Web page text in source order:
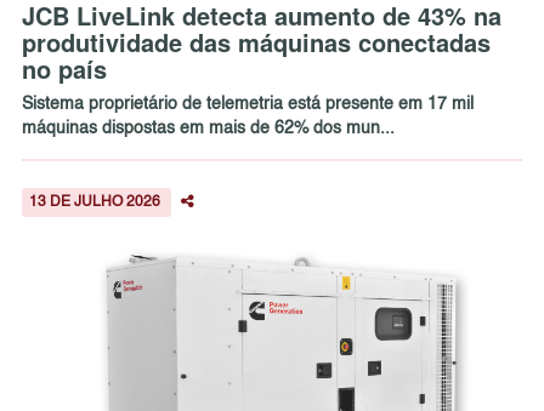
JCB LiveLink detecta aumento de 43% na
produtividade das máquinas conectadas
no país
Sistema proprietário de telemetria está presente em 17 mil
máquinas dispostas em mais de 62% dos mun...
13 DE JULHO 2026